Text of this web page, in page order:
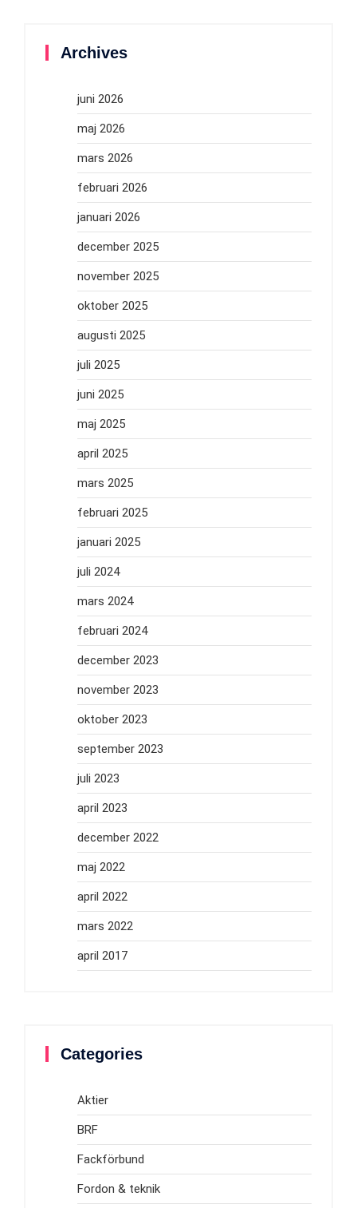
Archives
juni 2026
maj 2026
mars 2026
februari 2026
januari 2026
december 2025
november 2025
oktober 2025
augusti 2025
juli 2025
juni 2025
maj 2025
april 2025
mars 2025
februari 2025
januari 2025
juli 2024
mars 2024
februari 2024
december 2023
november 2023
oktober 2023
september 2023
juli 2023
april 2023
december 2022
maj 2022
april 2022
mars 2022
april 2017
Categories
Aktier
BRF
Fackförbund
Fordon & teknik